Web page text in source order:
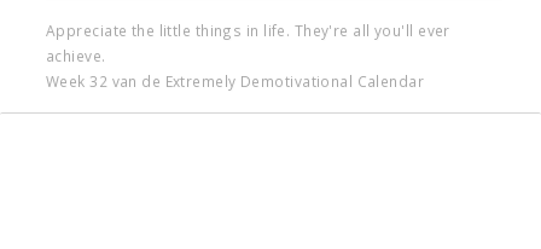
Appreciate the little things in life. They're all you'll ever
achieve.
Week 32 van de Extremely Demotivational Calendar